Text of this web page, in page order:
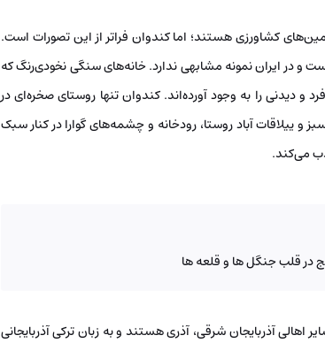
کشاورزی هستند؛ اما کندوان فراتر از این تصورات است.
و در ایران نمونه مشابهی ندارد. خانه‌های سنگی نخودی‌رنگ که
دیدنی را به وجود آورده‌اند. کندوان تنها روستای صخره‌ای در
آباد روستا، رودخانه و چشمه‌های گوارا در کنار سبک
می‌کند.
در قلب جنگل ها و قلعه ها
و مردم آن مانند سایر اهالی آذربایجان شرقی، آذری هستند و به زبان ترکی آذربایجانی